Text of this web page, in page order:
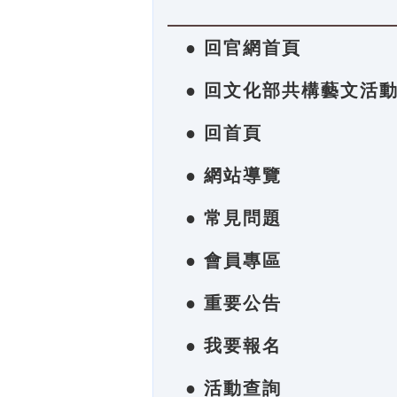
● 回官網首頁
● 回文化部共構藝文活
● 回首頁
● 網站導覽
● 常見問題
● 會員專區
● 重要公告
● 我要報名
● 活動查詢